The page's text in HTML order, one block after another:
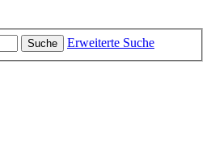
Suche
Erweiterte Suche